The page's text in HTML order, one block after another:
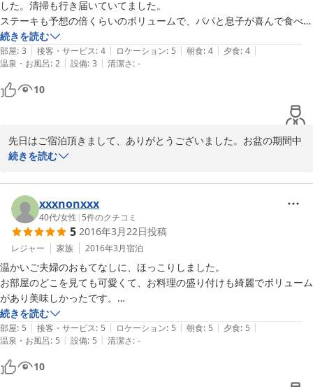
最中なので心苦しいのですが、年越し時間にこだわってこれからも
続けていけたらと思っています。
またぜひ滑りにいらしてくださいね。心よりお待ちしています。
2019-01-12
した。清掃も行き届いていてました。
ステーキも予想の倍くらいのボリュームで、パパと息子が喜んで食べて
ました。
娘の食事もいろいろ配慮していただいて、ありがとうございました。
続きを読む
部屋: 3 | 接客・サービス: 4 | ロケーション: 5 | 朝食: 4 | 夕食: 4 |
温泉・お風呂: 2 | 設備: 3 | 清潔さ: -
10
先日はご宿泊頂きまして、ありがとうございました。お盆の期間中
は雨模様が続きました。高原の爽やかさを楽しんでいただきたかっ
い」と驚かれる方が多いです。満足していただけたようで良かった
です。ところでザリガニは釣れましたか？下のお子様も怖がらずに
できましたか？
また機会がありましたら、遊びにいらしてくださいね。お待ちして
います！
2017-08-16
続きを読む
xxxnonxxx
40代/女性 | 5件のクチコミ
5 2016年3月22日投稿
レジャー 家族 2016年3月宿泊
温かいご夫婦のおもてなしに、ほっこりしました。
お部屋のどこを見ても可愛くて、お料理の盛り付けも綺麗でボリューム
があり美味しかったです。
オリジナルのワインを頂いたのですが、とっても美味しくて持って帰り
たい程でした。
日本酒もとても気になったのですが、この日は平日とあって私達だけで
長居も申し訳なくて飲めなくて残念だったので次に行く機会があれば頂
きたいです☆
続きを読む
部屋: 5 | 接客・サービス: 5 | ロケーション: 5 | 朝食: 5 | 夕食: 5 |
温泉・お風呂: 5 | 設備: 5 | 清潔さ: -
10